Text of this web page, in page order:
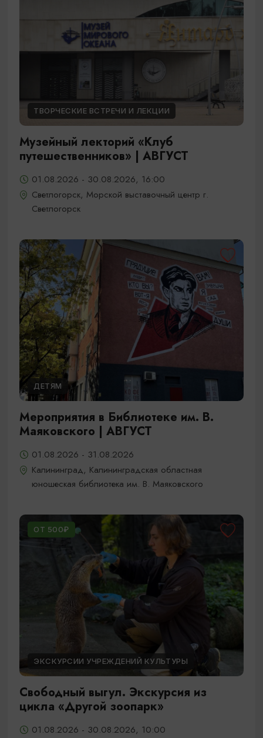
ТВОРЧЕСКИЕ ВСТРЕЧИ И ЛЕКЦИИ
Музейный лекторий «Клуб
путешественников» | АВГУСТ
01.08.2026 - 30.08.2026, 16:00
Светлогорск, Морской выставочный центр г.
Светлогорск
ДЕТЯМ
Мероприятия в Библиотеке им. В.
Маяковского | АВГУСТ
01.08.2026 - 31.08.2026
Калининград, Калининградская областная
юношеская библиотека им. В. Маяковского
ОТ 500₽
ЭКСКУРСИИ УЧРЕЖДЕНИЙ КУЛЬТУРЫ
Свободный выгул. Экскурсия из
цикла «Другой зоопарк»
01.08.2026 - 30.08.2026, 10:00